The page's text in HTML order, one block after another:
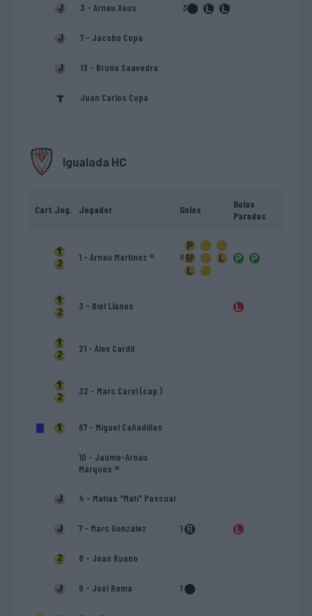
3 - Arnau Xaus 3
7 - Jacobo Copa
13 - Bruno Saavedra
Juan Carlos Copa
Igualada HC
Cart.Jog. Jogador Golos
Bolas
Paradas
1 - Arnau Martínez ® 8
3 - Biel Llanes
21 - Àlex Cardil
32 - Marc Carol (cap.)
67 - Miguel Cañadillas
10 - Jaume-Arnau
Màrques ®
4 - Matías "Mati" Pascual
7 - Marc González 1
8 - Joan Ruano
9 - Joel Roma 1